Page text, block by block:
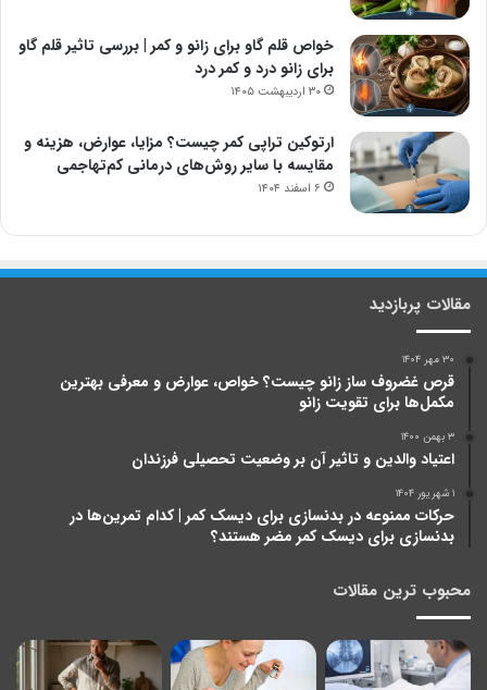
خواص قلم گاو برای زانو و کمر | بررسی تاثیر قلم گاو
برای زانو درد و کمر درد
۳۰ اردیبهشت ۱۴۰۵
ارتوکین تراپی کمر چیست؟ مزایا، عوارض، هزینه و
مقایسه با سایر روش‌های درمانی کم‌تهاجمی
۶ اسفند ۱۴۰۴
مقالات پربازدید
۳۰ مهر ۱۴۰۴
قرص غضروف ‌ساز زانو چیست؟ خواص، عوارض و معرفی بهترین
مکمل‌ها برای تقویت زانو
۳ بهمن ۱۴۰۰
اعتیاد والدین و تاثیر آن بر وضعیت تحصیلی فرزندان
۱ شهریور ۱۴۰۴
حرکات ممنوعه در بدنسازی برای دیسک کمر | کدام تمرین‌ها در
بدنسازی برای دیسک کمر مضر هستند؟
محبوب ترین مقالات